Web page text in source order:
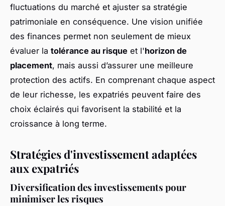
fluctuations du marché et ajuster sa stratégie
patrimoniale en conséquence. Une vision unifiée
des finances permet non seulement de mieux
évaluer la tolérance au risque et l'horizon de
placement, mais aussi d’assurer une meilleure
protection des actifs. En comprenant chaque aspect
de leur richesse, les expatriés peuvent faire des
choix éclairés qui favorisent la stabilité et la
croissance à long terme.
Stratégies d'investissement adaptées
aux expatriés
Diversification des investissements pour
minimiser les risques